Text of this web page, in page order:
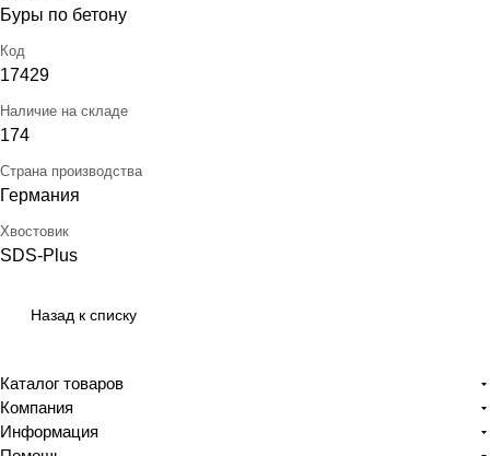
Буры по бетону
Код
17429
Наличие на складе
174
Страна производства
Германия
Хвостовик
SDS-Plus
Назад к списку
Каталог товаров
Компания
Информация